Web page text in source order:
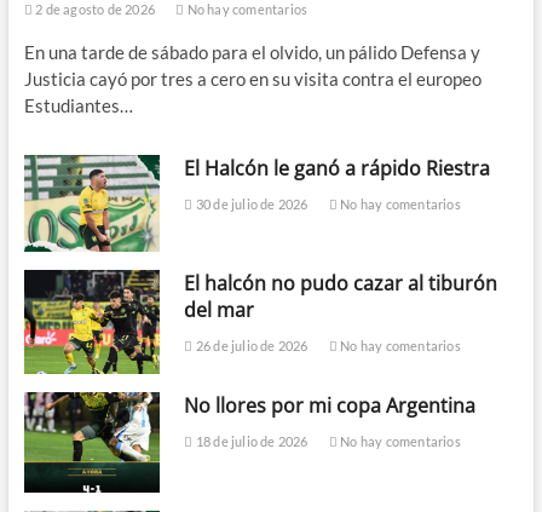
2 de agosto de 2026 No hay comentarios
En una tarde de sábado para el olvido, un pálido Defensa y
Justicia cayó por tres a cero en su visita contra el europeo
Estudiantes…
El Halcón le ganó a rápido Riestra
30 de julio de 2026 No hay comentarios
El halcón no pudo cazar al tiburón
del mar
26 de julio de 2026 No hay comentarios
No llores por mi copa Argentina
18 de julio de 2026 No hay comentarios